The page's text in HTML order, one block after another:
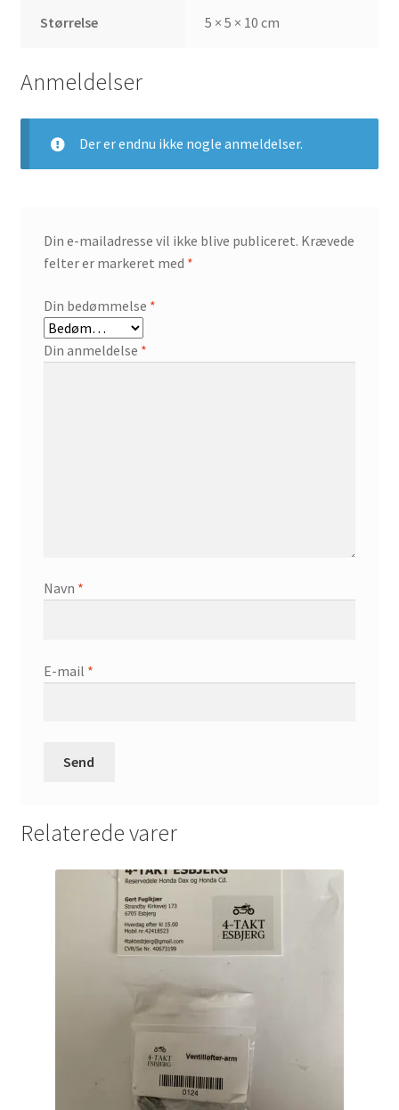
Størrelse 5 × 5 × 10 cm
Anmeldelser
Der er endnu ikke nogle anmeldelser.
Din e-mailadresse vil ikke blive publiceret. Krævede
felter er markeret med *
Din bedømmelse *
Din anmeldelse *
Navn *
E-mail *
Relaterede varer